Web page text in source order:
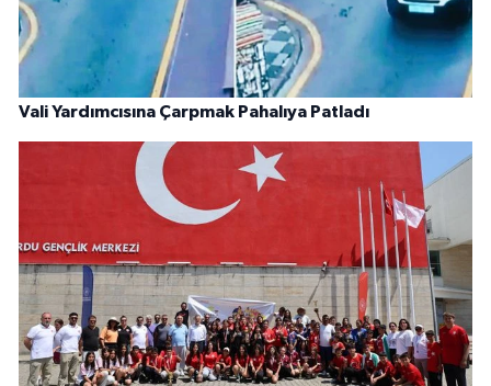
Vali Yardımcısına Çarpmak Pahalıya Patladı